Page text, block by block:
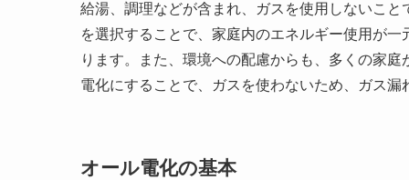
給湯、調理などが含まれ、ガスを使用しないこ
を選択することで、家庭内のエネルギー使用が
ります。また、環境への配慮からも、多くの家
電化にすることで、ガスを使わないため、ガス漏
オール電化の基本